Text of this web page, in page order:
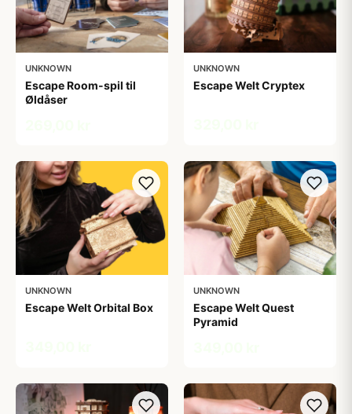
UNKNOWN
Escape Room-spil til
Øldåser
UNKNOWN
Escape Welt Cryptex
UNKNOWN
Escape Welt Orbital Box
UNKNOWN
Escape Welt Quest
Pyramid